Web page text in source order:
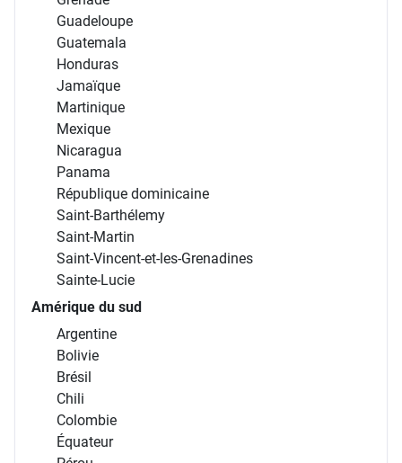
Guadeloupe
Guatemala
Honduras
Jamaïque
Martinique
Mexique
Nicaragua
Panama
République dominicaine
Saint-Barthélemy
Saint-Martin
Saint-Vincent-et-les-Grenadines
Sainte-Lucie
Amérique du sud
Argentine
Bolivie
Brésil
Chili
Colombie
Équateur